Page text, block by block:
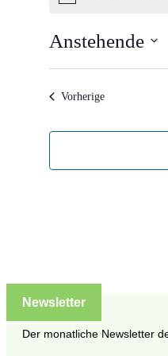
Anstehende
VorherigeVeranstaltungen
Newsletter
Der monatliche Newsletter